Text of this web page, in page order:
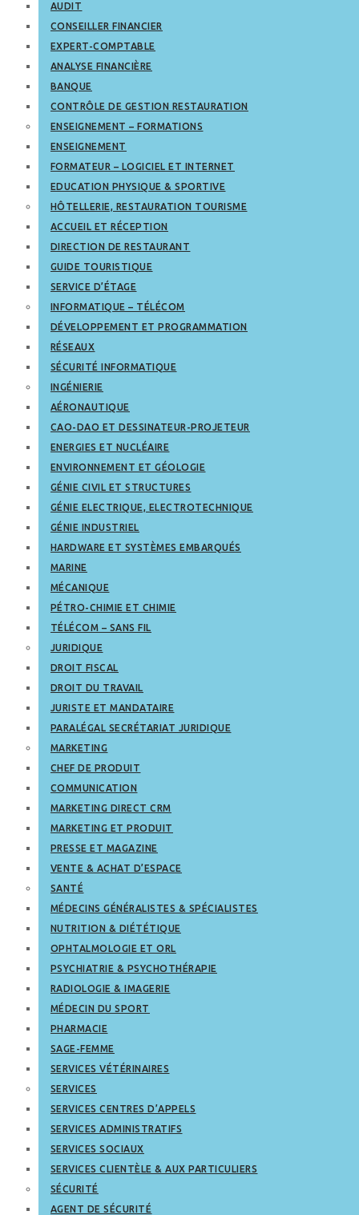
AUDIT
CONSEILLER FINANCIER
EXPERT-COMPTABLE
ANALYSE FINANCIÈRE
BANQUE
CONTRÔLE DE GESTION RESTAURATION
ENSEIGNEMENT – FORMATIONS
ENSEIGNEMENT
FORMATEUR – LOGICIEL ET INTERNET
EDUCATION PHYSIQUE & SPORTIVE
HÔTELLERIE, RESTAURATION TOURISME
ACCUEIL ET RÉCEPTION
DIRECTION DE RESTAURANT
GUIDE TOURISTIQUE
SERVICE D’ÉTAGE
INFORMATIQUE – TÉLÉCOM
DÉVELOPPEMENT ET PROGRAMMATION
RÉSEAUX
SÉCURITÉ INFORMATIQUE
INGÉNIERIE
AÉRONAUTIQUE
CAO-DAO ET DESSINATEUR-PROJETEUR
ENERGIES ET NUCLÉAIRE
ENVIRONNEMENT ET GÉOLOGIE
GÉNIE CIVIL ET STRUCTURES
GÉNIE ELECTRIQUE, ELECTROTECHNIQUE
GÉNIE INDUSTRIEL
HARDWARE ET SYSTÈMES EMBARQUÉS
MARINE
MÉCANIQUE
PÉTRO-CHIMIE ET CHIMIE
TÉLÉCOM – SANS FIL
JURIDIQUE
DROIT FISCAL
DROIT DU TRAVAIL
JURISTE ET MANDATAIRE
PARALÉGAL SECRÉTARIAT JURIDIQUE
MARKETING
CHEF DE PRODUIT
COMMUNICATION
MARKETING DIRECT CRM
MARKETING ET PRODUIT
PRESSE ET MAGAZINE
VENTE & ACHAT D’ESPACE
SANTÉ
MÉDECINS GÉNÉRALISTES & SPÉCIALISTES
NUTRITION & DIÉTÉTIQUE
OPHTALMOLOGIE ET ORL
PSYCHIATRIE & PSYCHOTHÉRAPIE
RADIOLOGIE & IMAGERIE
MÉDECIN DU SPORT
PHARMACIE
SAGE-FEMME
SERVICES VÉTÉRINAIRES
SERVICES
SERVICES CENTRES D’APPELS
SERVICES ADMINISTRATIFS
SERVICES SOCIAUX
SERVICES CLIENTÈLE & AUX PARTICULIERS
SÉCURITÉ
AGENT DE SÉCURITÉ